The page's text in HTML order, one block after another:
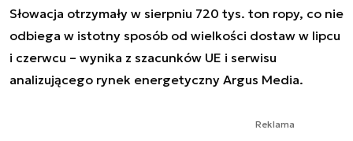
Słowacja otrzymały w sierpniu 720 tys. ton ropy, co nie
odbiega w istotny sposób od wielkości dostaw w lipcu
i czerwcu – wynika z szacunków UE i serwisu
analizującego rynek energetyczny Argus Media.
Reklama